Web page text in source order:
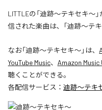
LITTLEの「迪跡〜テキセキ〜
信された楽曲は、「迪跡〜テ
なお「迪跡〜テキセキ〜」は、
YouTube Music、 Amazon
聴くことができる。
各配信サービス： 迪跡〜テキ